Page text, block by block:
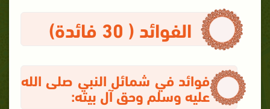
الفوائد ( 30 فائدة)
فوائد في شمائل النبي صلى الله
عليه وسلم وحق آل بيته: